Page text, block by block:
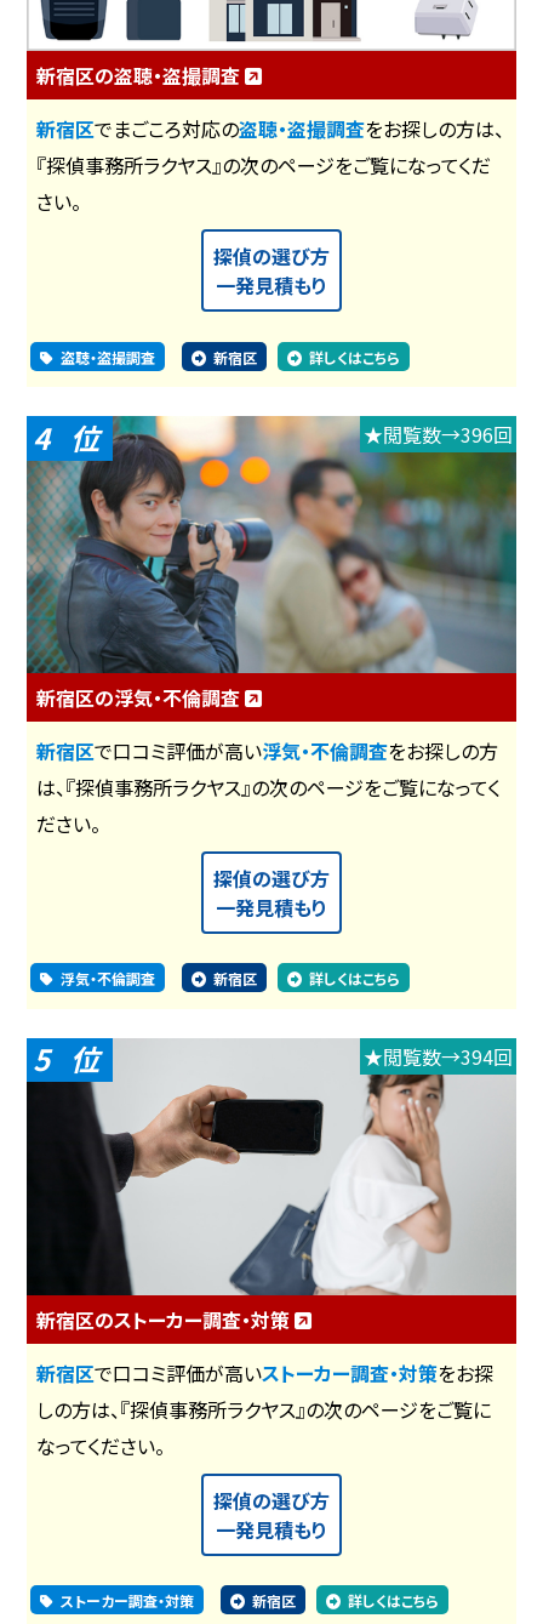
新宿区の盗聴・盗撮調査
新宿区でまごころ対応の盗聴・盗撮調査をお探しの方は、
『探偵事務所ラクヤス』の次のページをご覧になってくだ
さい。
探偵の選び方
一発見積もり
盗聴・盗撮調査 新宿区 詳しくはこちら
4 ★閲覧数→396回
新宿区の浮気・不倫調査
新宿区で口コミ評価が高い浮気・不倫調査をお探しの方
は、『探偵事務所ラクヤス』の次のページをご覧になってく
ださい。
探偵の選び方
一発見積もり
浮気・不倫調査 新宿区 詳しくはこちら
5 ★閲覧数→394回
新宿区のストーカー調査・対策
新宿区で口コミ評価が高いストーカー調査・対策をお探
しの方は、『探偵事務所ラクヤス』の次のページをご覧に
なってください。
探偵の選び方
一発見積もり
ストーカー調査・対策 新宿区 詳しくはこちら